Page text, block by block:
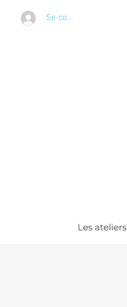
Se connecter
Les ateliers